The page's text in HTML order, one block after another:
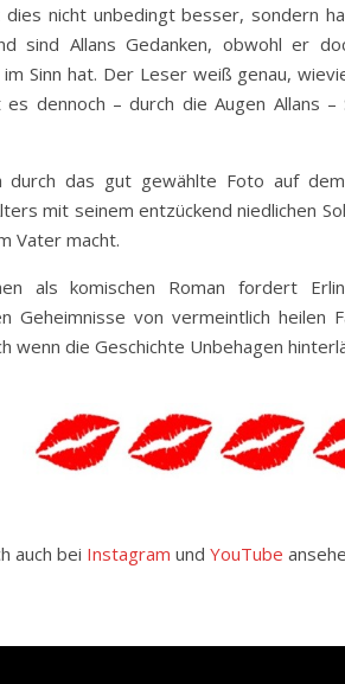
dies nicht unbedingt besser, sondern
sind Allans Gedanken, obwohl er
Sinn hat. Der Leser weiß genau,
dennoch – durch die Augen Allans
das gut gewählte Foto auf
mit seinem entzückend niedlichen
Vater macht.
als komischen Roman fordert
Geheimnisse von vermeintlich
wenn die Geschichte Unbehagen
auch bei Instagram und YouTube